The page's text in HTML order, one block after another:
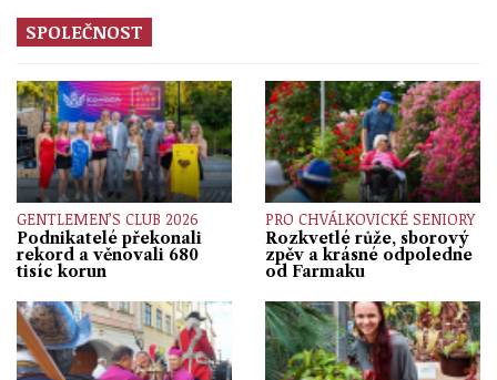
SPOLEČNOST
GENTLEMEN’S CLUB 2026
Podnikatelé překonali
rekord a věnovali 680
tisíc korun
PRO CHVÁLKOVICKÉ SENIORY
Rozkvetlé růže, sborový
zpěv a krásné odpoledne
od Farmaku